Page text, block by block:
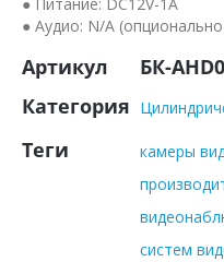
● Аудио: N/A
Артикул
БК-
Категория
Теги камеры
систем